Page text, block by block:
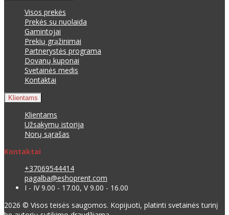
Visos prekės
Prekės su nuolaida
Gamintojai
Prekių grąžinimai
Partnerystės programa
Dovanų kuponai
Svetainės medis
Kontaktai
Klientams
Klientams
Užsakymų istorija
Norų sąrašas
Kontaktai
+37069544414
pagalba@eshoprent.com
I - IV 9.00 - 17.00, V 9.00 - 16.00
2026 © Visos teisės saugomos. Kopijuoti, platinti svetainės turinį